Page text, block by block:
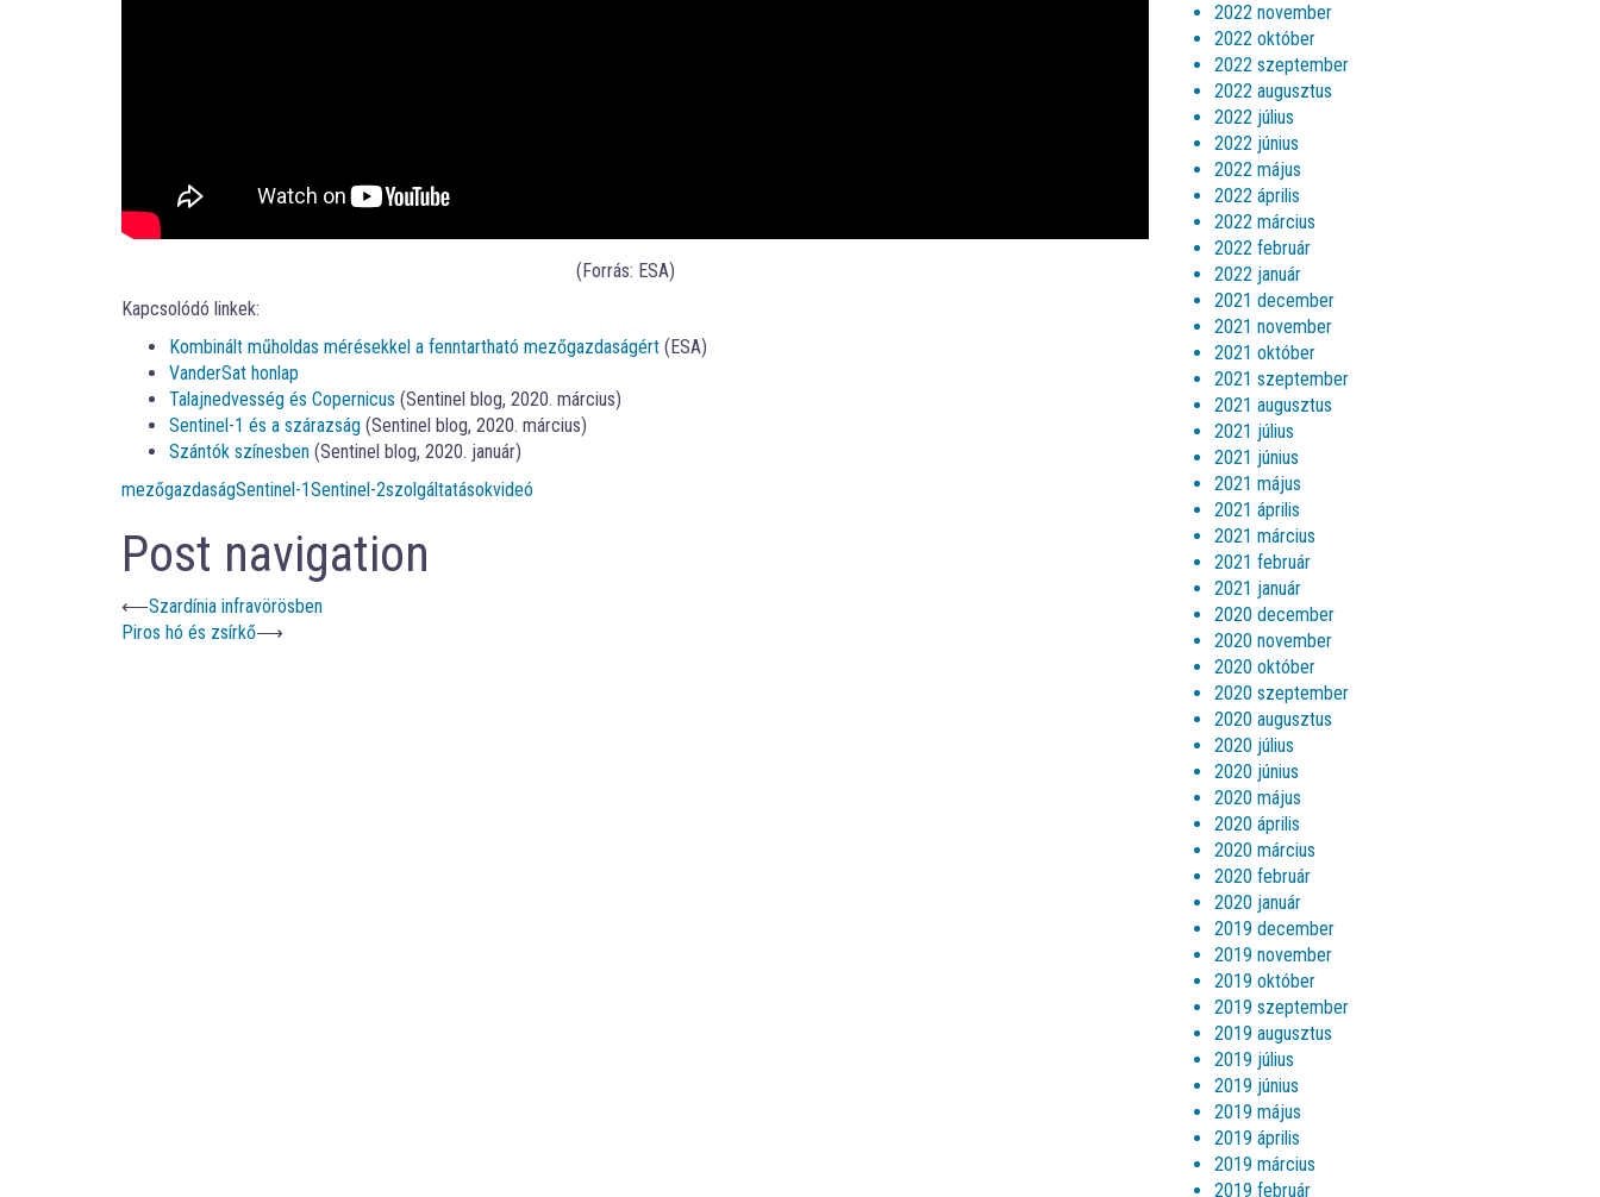
(Forrás: ESA)
Kapcsolódó linkek:
Kombinált műholdas mérésekkel a fenntartható mezőgazdaságért (ESA)
VanderSat honlap
Talajnedvesség és Copernicus (Sentinel blog, 2020. március)
Sentinel-1 és a szárazság (Sentinel blog, 2020. március)
Szántók színesben (Sentinel blog, 2020. január)
mezőgazdaságSentinel-1Sentinel-2szolgáltatásokvideó
Post navigation
⟵Szardínia infravörösben
Piros hó és zsírkő⟶
2022 november
2022 október
2022 szeptember
2022 augusztus
2022 július
2022 június
2022 május
2022 április
2022 március
2022 február
2022 január
2021 december
2021 november
2021 október
2021 szeptember
2021 augusztus
2021 július
2021 június
2021 május
2021 április
2021 március
2021 február
2021 január
2020 december
2020 november
2020 október
2020 szeptember
2020 augusztus
2020 július
2020 június
2020 május
2020 április
2020 március
2020 február
2020 január
2019 december
2019 november
2019 október
2019 szeptember
2019 augusztus
2019 július
2019 június
2019 május
2019 április
2019 március
2019 február